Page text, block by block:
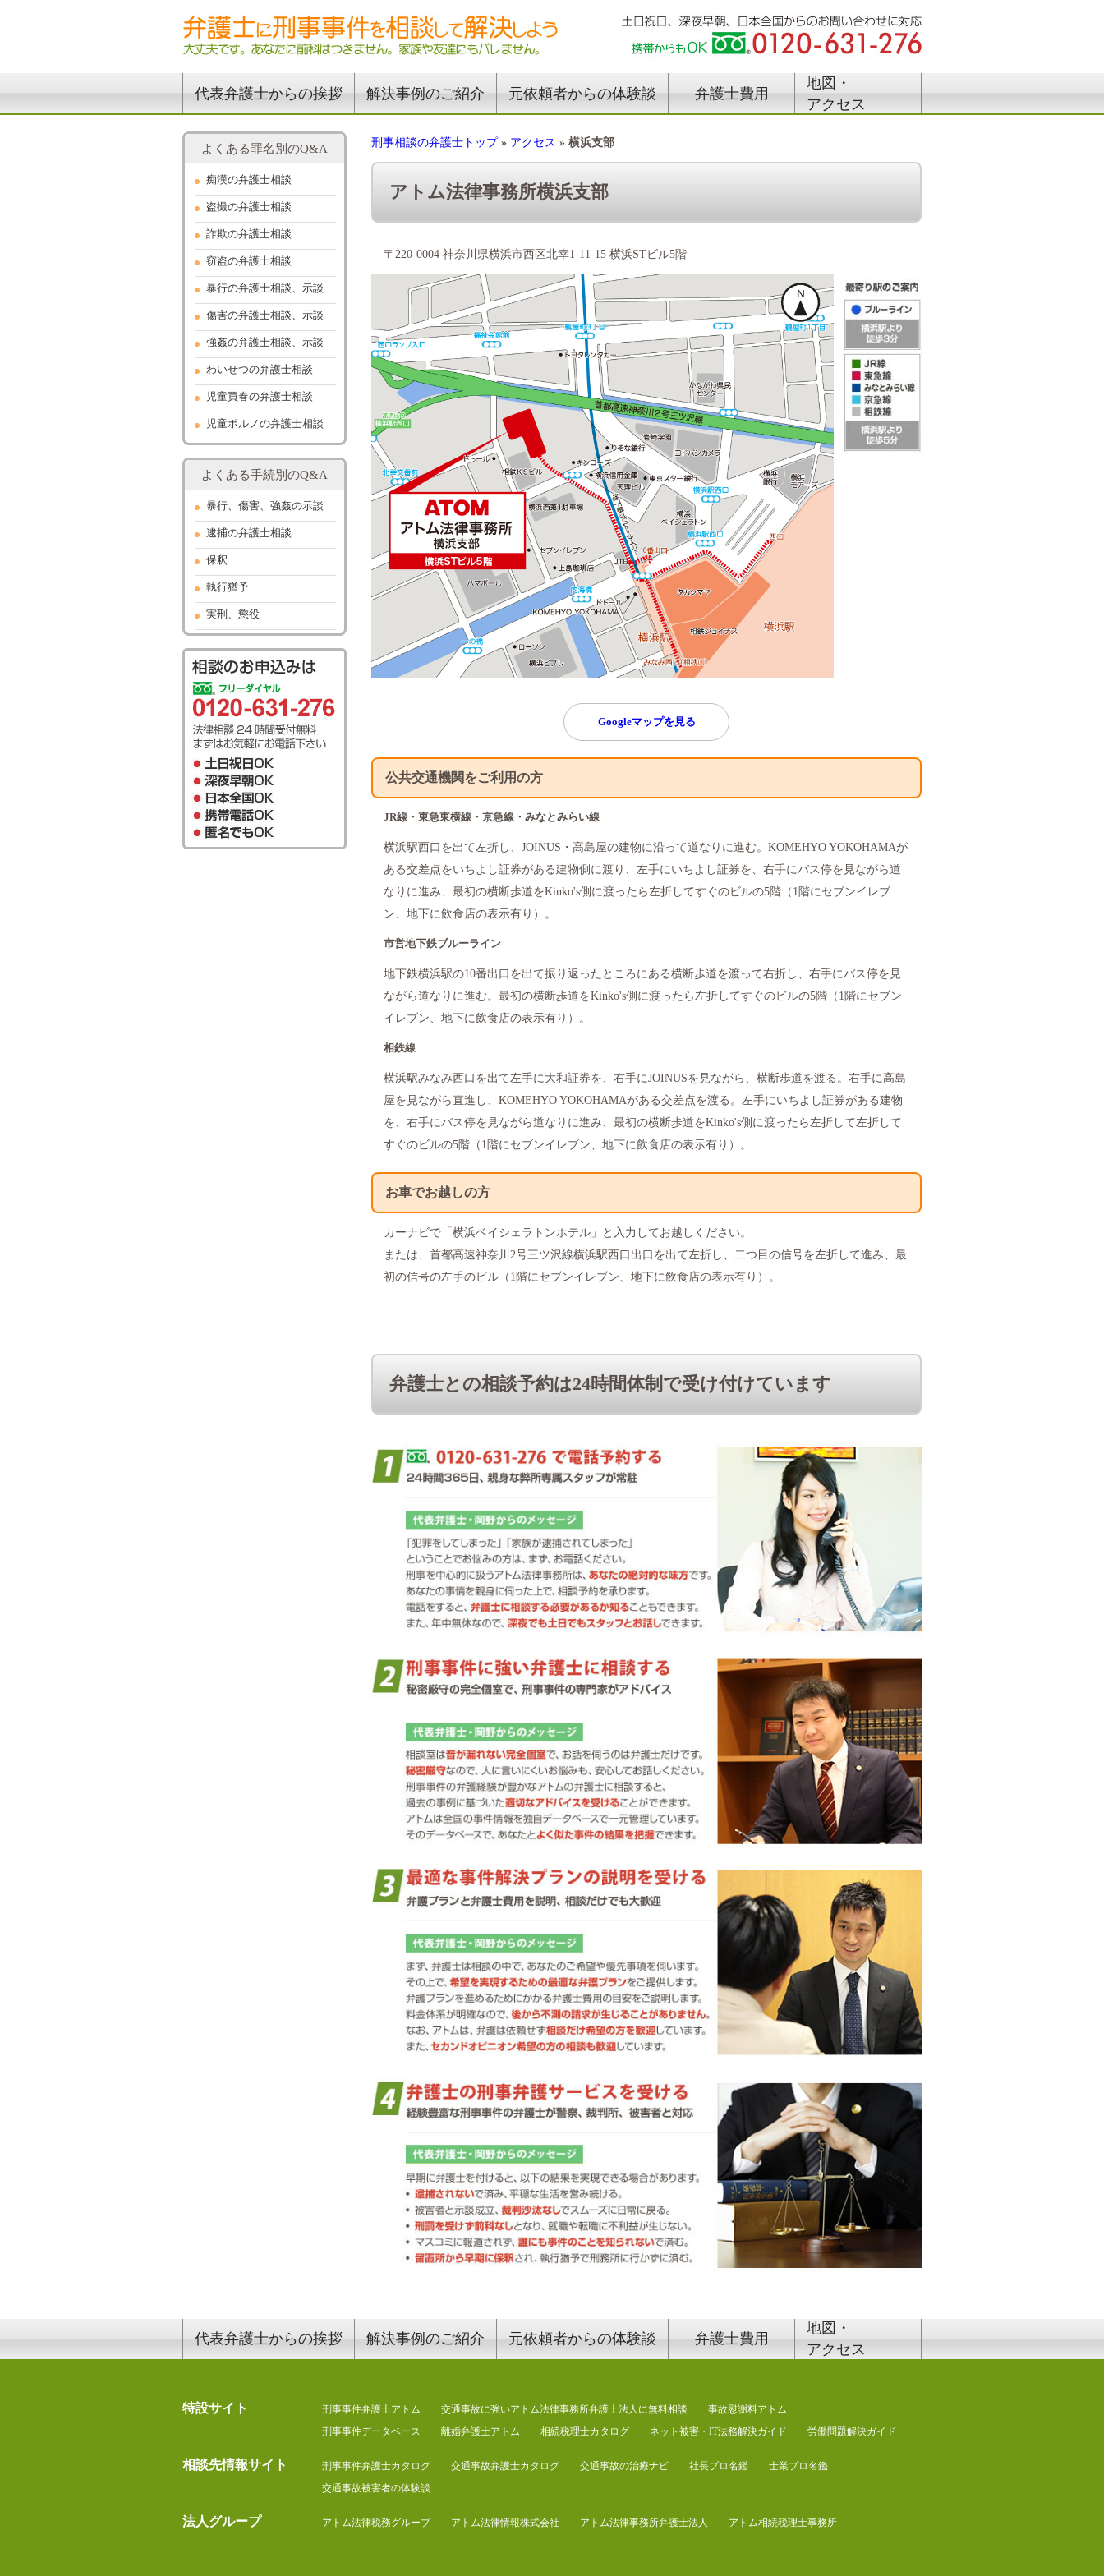
代表弁護士からの挨拶 解決事例のご紹介 元依頼者からの体験談 弁護士費用
地図・
アクセス
刑事相談の弁護士トップ» アクセス » 横浜支部
アトム法律事務所横浜支部
〒220-0004 神奈川県横浜市西区北幸1-11-15 横浜STビル5階
Googleマップを見る
公共交通機関をご利用の方
JR線・東急東横線・京急線・みなとみらい線
横浜駅西口を出て左折し、JOINUS・高島屋の建物に沿って道なりに進む。KOMEHYO YOKOHAMAが
ある交差点をいちよし証券がある建物側に渡り、左手にいちよし証券を、右手にバス停を見ながら道
なりに進み、最初の横断歩道をKinko's側に渡ったら左折してすぐのビルの5階（1階にセブンイレブ
ン、地下に飲食店の表示有り）。
市営地下鉄ブルーライン
地下鉄横浜駅の10番出口を出て振り返ったところにある横断歩道を渡って右折し、右手にバス停を見
ながら道なりに進む。最初の横断歩道をKinko's側に渡ったら左折してすぐのビルの5階（1階にセブン
イレブン、地下に飲食店の表示有り）。
相鉄線
横浜駅みなみ西口を出て左手に大和証券を、右手にJOINUSを見ながら、横断歩道を渡る。右手に高島
屋を見ながら直進し、KOMEHYO YOKOHAMAがある交差点を渡る。左手にいちよし証券がある建物
を、右手にバス停を見ながら道なりに進み、最初の横断歩道をKinko's側に渡ったら左折して左折して
すぐのビルの5階（1階にセブンイレブン、地下に飲食店の表示有り）。
お車でお越しの方
カーナビで「横浜ベイシェラトンホテル」と入力してお越しください。
または、首都高速神奈川2号三ツ沢線横浜駅西口出口を出て左折し、二つ目の信号を左折して進み、最
初の信号の左手のビル（1階にセブンイレブン、地下に飲食店の表示有り）。
弁護士との相談予約は24時間体制で受け付けています
よくある罪名別のQ&A
痴漢の弁護士相談
盗撮の弁護士相談
詐欺の弁護士相談
窃盗の弁護士相談
暴行の弁護士相談、示談
傷害の弁護士相談、示談
強姦の弁護士相談、示談
わいせつの弁護士相談
児童買春の弁護士相談
児童ポルノの弁護士相談
よくある手続別のQ&A
暴行、傷害、強姦の示談
逮捕の弁護士相談
保釈
執行猶予
実刑、懲役
代表弁護士からの挨拶 解決事例のご紹介 元依頼者からの体験談 弁護士費用
地図・
アクセス
特設サイト 刑事事件弁護士アトム 交通事故に強いアトム法律事務所弁護士法人に無料相談
事故慰謝料アトム
刑事事件データベース
離婚弁護士アトム 相続税理士カタログ ネット被害・IT法務解決ガイド 労働問題解決ガイド
相談先情報サイト 刑事事件弁護士カタログ 交通事故弁護士カタログ 交通事故の治療ナビ 社長プロ名鑑
士業プロ名鑑
交通事故被害者の体験談
法人グループ アトム法律税務グループ アトム法律情報株式会社 アトム法律事務所弁護士法人 アトム相続税理士事務所